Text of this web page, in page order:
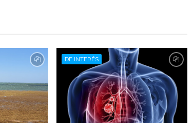
DE INTERÉS